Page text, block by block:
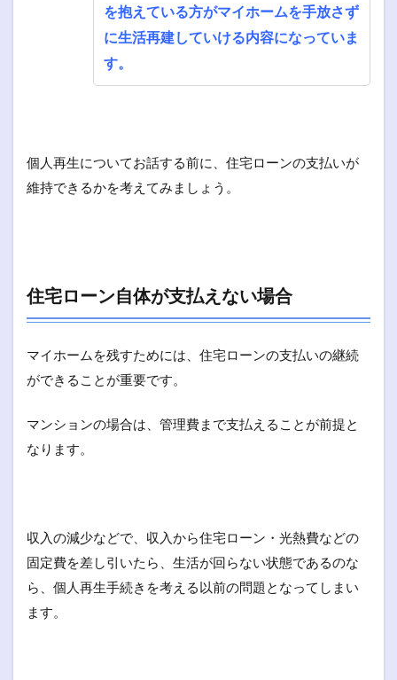
を抱えている方がマイホームを手放さず
に生活再建していける内容になっていま
す。
個人再生についてお話する前に、住宅ローンの支払いが
維持できるかを考えてみましょう。
住宅ローン自体が支払えない場合
マイホームを残すためには、住宅ローンの支払いの継続
ができることが重要です。
マンションの場合は、管理費まで支払えることが前提と
なります。
収入の減少などで、収入から住宅ローン・光熱費などの
固定費を差し引いたら、生活が回らない状態であるのな
ら、個人再生手続きを考える以前の問題となってしまい
ます。